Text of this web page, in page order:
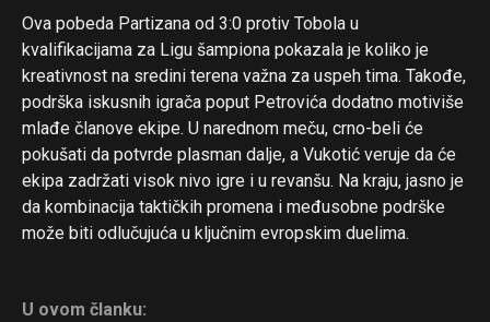
Ova pobeda Partizana od 3:0 protiv Tobola u
kvalifikacijama za Ligu šampiona pokazala je koliko je
kreativnost na sredini terena važna za uspeh tima. Takođe,
podrška iskusnih igrača poput Petrovića dodatno motiviše
mlađe članove ekipe. U narednom meču, crno-beli će
pokušati da potvrde plasman dalje, a Vukotić veruje da će
ekipa zadržati visok nivo igre i u revanšu. Na kraju, jasno je
da kombinacija taktičkih promena i međusobne podrške
može biti odlučujuća u ključnim evropskim duelima.
U ovom članku: